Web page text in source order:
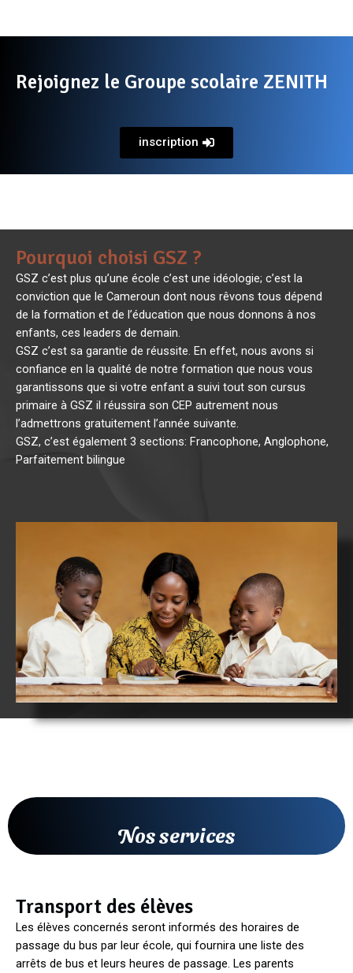
Rejoignez le Groupe scolaire ZENITH
inscription
Pourquoi choisi GSZ ?
GSZ c’est plus qu’une école c’est une idéologie; c’est la
conviction que le Cameroun dont nous rêvons tous dépend
de la formation et de l’éducation que nous donnons à nos
enfants, ces leaders de demain.
GSZ c’est sa garantie de réussite. En effet, nous avons si
confiance en la qualité de notre formation que nous vous
garantissons que si votre enfant a suivi tout son cursus
primaire à GSZ il réussira son CEP autrement nous
l’admettrons gratuitement l’année suivante.
GSZ, c’est également 3 sections: Francophone, Anglophone,
Parfaitement bilingue
Nos services
Transport des élèves
Les élèves concernés seront informés des horaires de
passage du bus par leur école, qui fournira une liste des
arrêts de bus et leurs heures de passage. Les parents